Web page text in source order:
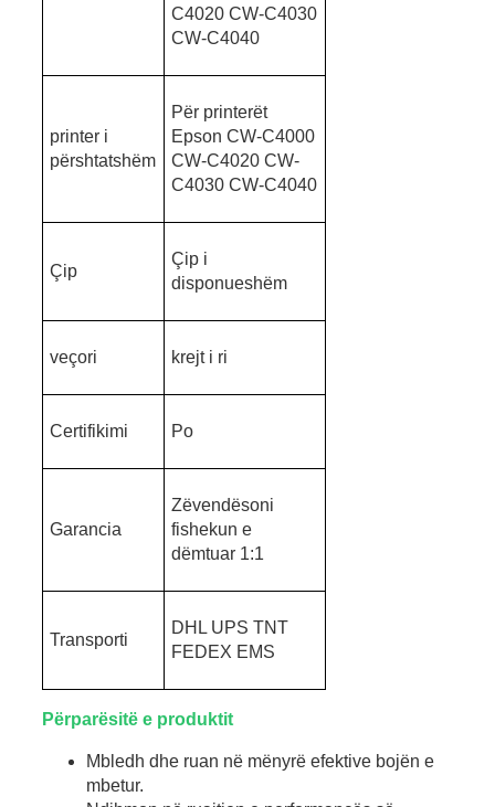
C4020 CW-C4030
CW-C4040
printer i
përshtatshëm
Për printerët
Epson CW-C4000
CW-C4020 CW-
C4030 CW-C4040
Çip
Çip i
disponueshëm
veçori krejt i ri
Certifikimi Po
Garancia
Zëvendësoni
fishekun e
dëmtuar 1:1
Transporti
DHL UPS TNT
FEDEX EMS
Përparësitë e produktit
Mbledh dhe ruan në mënyrë efektive bojën e
mbetur.